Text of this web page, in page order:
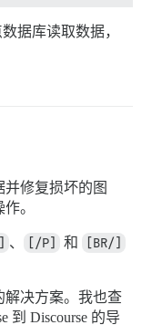
据库读取数据，
修复损坏的图
。
、 [/P] 和 [BR/]
解决方案。我也查
到 Discourse 的导